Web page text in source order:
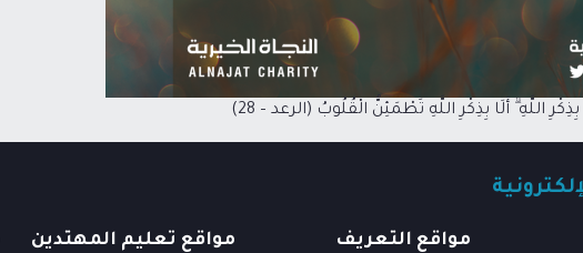
اللَّهِ ۗ أَلَا بِذِكْرِ اللَّهِ تَطْمَئِنُّ الْقُلُوبُ (الرعد – 28)
مواقع التعريف
مواقع تعليم المهتدين